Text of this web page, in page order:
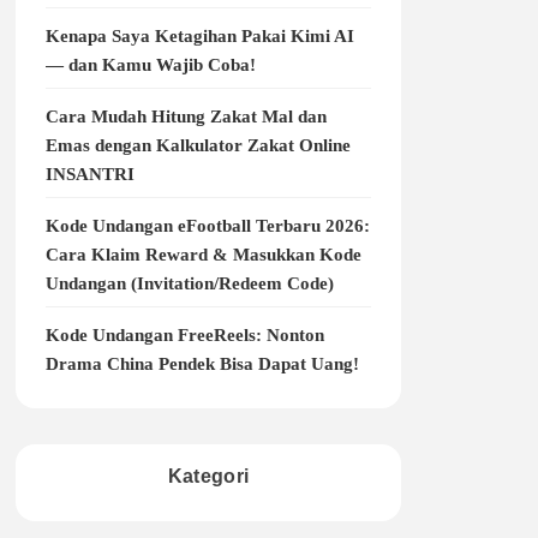
Kenapa Saya Ketagihan Pakai Kimi AI
— dan Kamu Wajib Coba!
Cara Mudah Hitung Zakat Mal dan
Emas dengan Kalkulator Zakat Online
INSANTRI
Kode Undangan eFootball Terbaru 2026:
Cara Klaim Reward & Masukkan Kode
Undangan (Invitation/Redeem Code)
Kode Undangan FreeReels: Nonton
Drama China Pendek Bisa Dapat Uang!
Kategori